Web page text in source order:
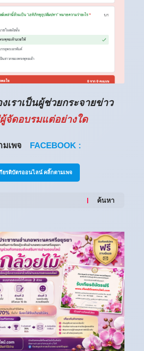
เราเป็นผู้ช่วยกระจายข่าว
จัดอบรมแต่อย่างใด
มเพจ FACEBOOK :
ยรติบัตรออนไลน์ คลิ๊กตามเพจ
ค้นหา